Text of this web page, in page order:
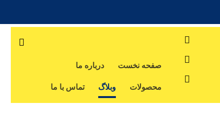
صفحه نخست درباره ما
محصولات وبلاگ تماس با ما